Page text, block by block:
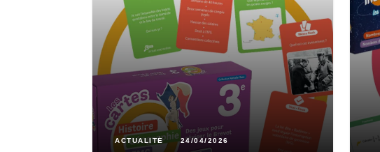
ACTUALITÉ 24/04/2026